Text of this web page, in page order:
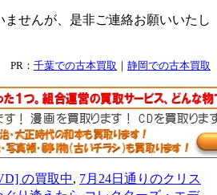
ませんが、是非ご連絡お願いいたし
PR： 千葉での古本買取 ｜ 静岡での古本買取
の買取中, 7月24日通りのクリス